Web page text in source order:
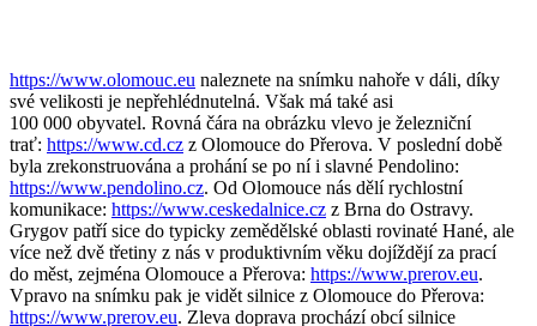
https://www.olomouc.eu naleznete na snímku nahoře v dáli, díky
své velikosti je nepřehlédnutelná. Však má také asi
100 000 obyvatel. Rovná čára na obrázku vlevo je železniční
trať: https://www.cd.cz z Olomouce do Přerova. V poslední době
byla zrekonstruována a prohání se po ní i slavné Pendolino:
https://www.pendolino.cz. Od Olomouce nás dělí rychlostní
komunikace: https://www.ceskedalnice.cz z Brna do Ostravy.
Grygov patří sice do typicky zemědělské oblasti rovinaté Hané, ale
více než dvě třetiny z nás v produktivním věku dojíždějí za prací
do měst, zejména Olomouce a Přerova: https://www.prerov.eu.
Vpravo na snímku pak je vidět silnice z Olomouce do Přerova:
https://www.prerov.eu. Zleva doprava prochází obcí silnice